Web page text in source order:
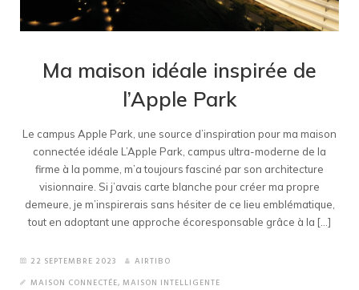
Ma maison idéale inspirée de
l’Apple Park
Le campus Apple Park, une source d’inspiration pour ma maison
connectée idéale L’Apple Park, campus ultra-moderne de la
firme à la pomme, m’a toujours fasciné par son architecture
visionnaire. Si j’avais carte blanche pour créer ma propre
demeure, je m’inspirerais sans hésiter de ce lieu emblématique,
tout en adoptant une approche écoresponsable grâce à la [...]
22 SEPTEMBRE 2023
AIRTIBO
MAISON CONNECTÉE, MAISON INTELLIGENTE